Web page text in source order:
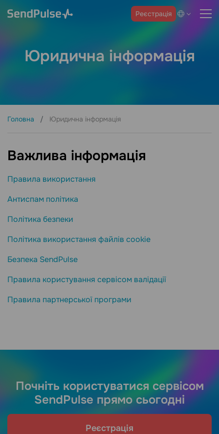
Реєстрація
Юридична інформація
Головна Юридична інформація
Важлива інформація
Правила використання
Антиспам політика
Політика безпеки
Політика використання файлів cookie
Безпека SendPulse
Правила користування сервісом валідації
Правила партнерської програми
Почніть користуватися сервісом
SendPulse прямо сьогодні
Реєстрація